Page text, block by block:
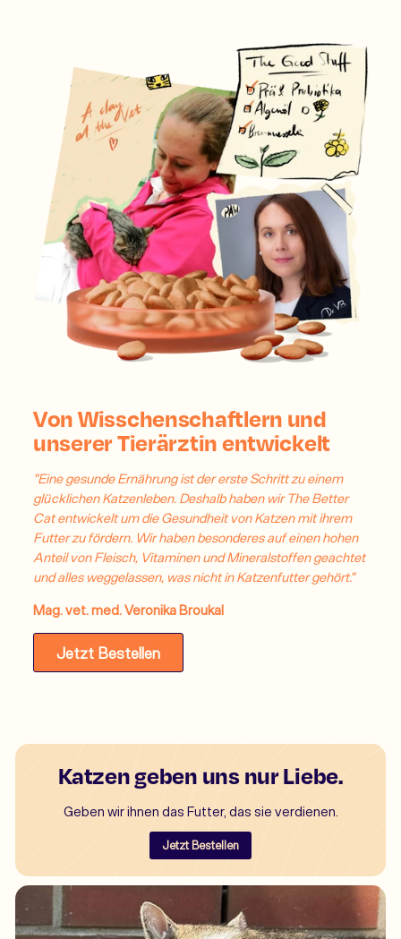
Von Wisschenschaftlern und
unserer Tierärztin entwickelt
"Eine gesunde Ernährung ist der erste Schritt zu einem
glücklichen Katzenleben. Deshalb haben wir The Better
Cat entwickelt um die Gesundheit von Katzen mit ihrem
Futter zu fördern. Wir haben besonderes auf einen hohen
Anteil von Fleisch, Vitaminen und Mineralstoffen geachtet
und alles weggelassen, was nicht in Katzenfutter gehört."
Mag. vet. med. Veronika Broukal
Jetzt Bestellen
Katzen geben uns nur Liebe.
Geben wir ihnen das Futter, das sie verdienen.
Jetzt Bestellen